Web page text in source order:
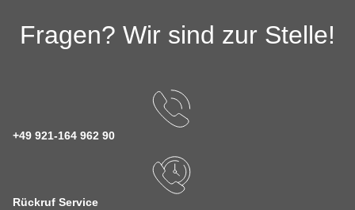
Fragen? Wir sind zur Stelle!
+49 921-164 962 90
Rückruf Service